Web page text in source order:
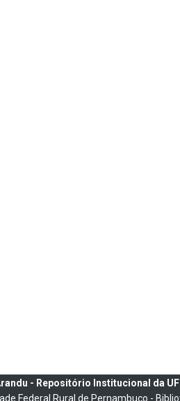
- Repositório Institucional da
Federal Rural de Pernambuco -